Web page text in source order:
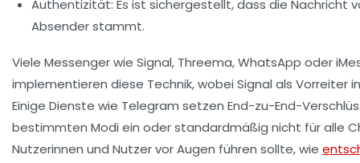
Authentizität: Es ist sichergestellt, dass die Nachricht
Absender stammt.
Viele Messenger wie Signal, Threema, WhatsApp oder
implementieren diese Technik, wobei Signal als Vorreiter
Einige Dienste wie Telegram setzen End-zu-End-
bestimmten Modi ein oder standardmäßig nicht für alle
Nutzerinnen und Nutzer vor Augen führen sollte, wie